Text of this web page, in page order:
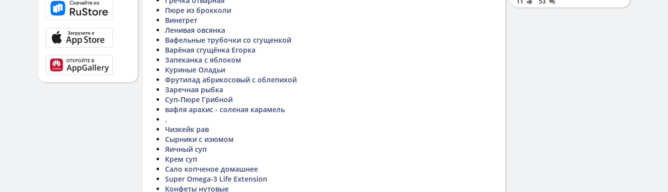
Пюре из брокколи
Винегрет
Ленивая овсянка
Вафельные трубочки со сгущенкой
Варёная сгущёнка Егорка
Запеканка с яблоком
Куриные Оладьи
Фрутилад абрикосовый с облепихой
Заречная рыбка
Суп-Пюре Грибной
вафля арахис - соленая карамель
.
Чизкейк рав
Сырники с изюмом
Яичный суп
Крем суп
Сало копченое домашнее
Super Omega-3 Life Extension
Конфеты нутовые